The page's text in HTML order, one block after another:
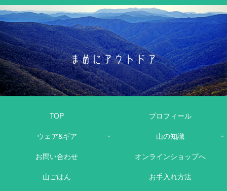
TOP
プロフィール
ウェア&ギア
山の知識
お問い合わせ
オンラインショップへ
山ごはん
お手入れ方法